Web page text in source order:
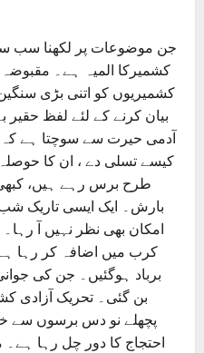
جن موضوعات پر لکھنا سب
کشمیرکا المیہ ہے۔
کشمیریوں کو اتنی بڑی
بیان کرنے کے لئے لفظ
آدمی حیرت سے سوچتا ہے
کیسے تسلی دے ، ان کا
طرح برس رہے ہیں، کبھی
بارش۔ ایک ایسی تاریک
امکان بھی نظر نہیں آ
کرب میں اضافہ کر رہا
برباد ہوگئیں۔ جن کی
بن گئی۔ تحریک آزادی
پچھلے نو دس برسوں سے
احتجاج کا دور چل رہا